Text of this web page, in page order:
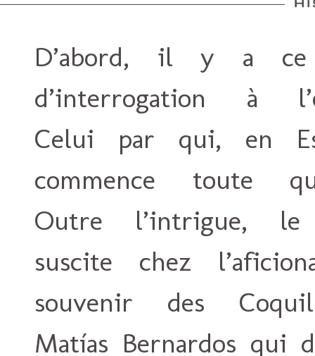
D’abord, il y a
d’interrogation à
Celui par qui, en
commence toute
Outre l’intrigue,
suscite chez
souvenir des
Matías Bernardos qui